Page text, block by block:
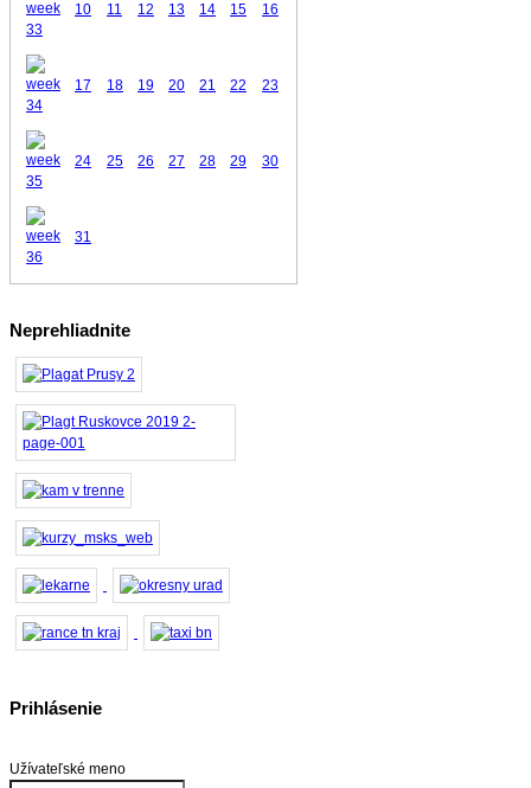
10 11 12 13 14 15 16
17 18 19 20 21 22 23
24 25 26 27 28 29 30
31
Neprehliadnite
Prihlásenie
Užívateľské meno